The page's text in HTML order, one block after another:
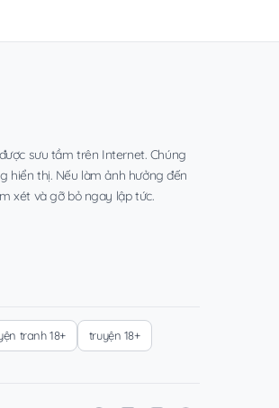
sưu tầm trên Internet. Chúng
hiển thị. Nếu làm ảnh hưởng đến
xét và gỡ bỏ ngay lập tức.
tranh 18+ truyện 18+